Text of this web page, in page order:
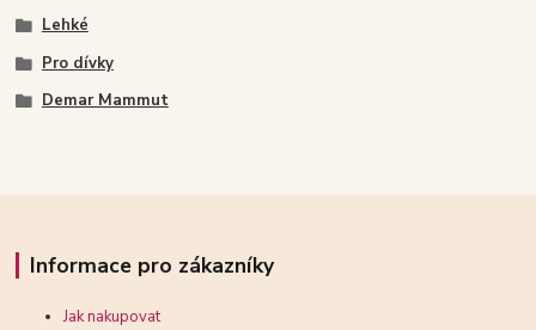
Lehké
Pro dívky
Demar Mammut
Informace pro zákazníky
Jak nakupovat